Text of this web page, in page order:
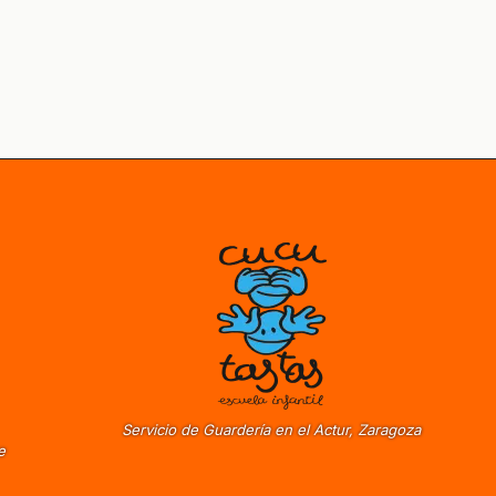
Servicio de Guardería en el Actur, Zaragoza